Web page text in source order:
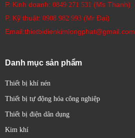
P. Kinh doanh: 0849 271 531 (Ms Thanh)
P. Kỹ thuật: 0908 982 993​ (Mr Đại)
Email:thietbidienkimlongphat@gmail.com
Danh mục sản phẩm
Thiết bị khí nén
Thiết bị tự động hóa công nghiệp
Thiết bị điện dân dụng
Kim khí